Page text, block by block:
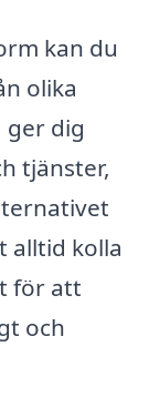
kan du
olika
ger dig
tjänster,
alltid kolla
för att
och